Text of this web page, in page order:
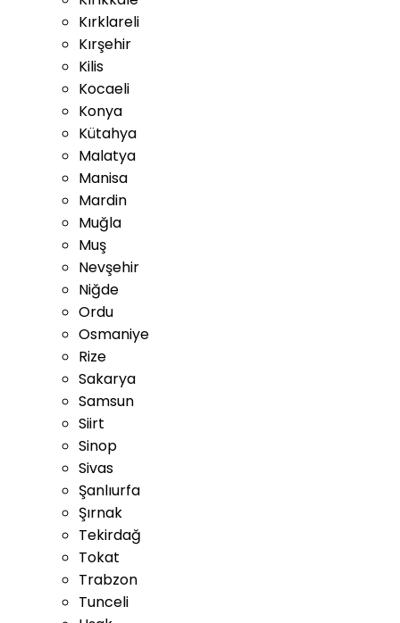
Kırklareli
Kırşehir
Kilis
Kocaeli
Konya
Kütahya
Malatya
Manisa
Mardin
Muğla
Muş
Nevşehir
Niğde
Ordu
Osmaniye
Rize
Sakarya
Samsun
Siirt
Sinop
Sivas
Şanlıurfa
Şırnak
Tekirdağ
Tokat
Trabzon
Tunceli